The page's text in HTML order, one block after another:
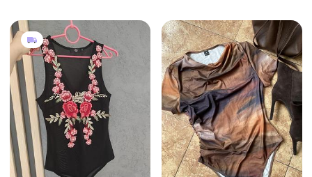
255 грн
Боді якісне нове
150 грн 0
Футболка боди